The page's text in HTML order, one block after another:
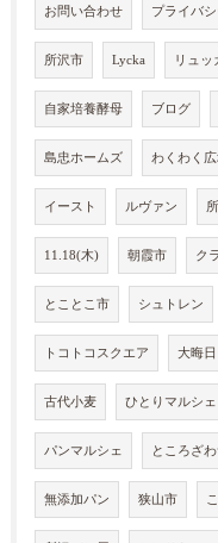
お問い合わせ プライバ
所沢市 Lycka リュッ
自家培養酵母 ブログ
島忠ホームズ わくわく
イースト ルヴァン
11.18(木) 朝霞市 ク
とことこ市 シュトレン
トコトコスクエア 大晦日
古代小麦 ひとりマルシェ
パンマルシェ ところざ
無添加パン 狭山市